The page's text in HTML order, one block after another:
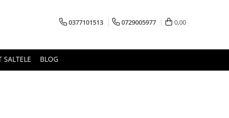
0377101513 0729005977 0,00
SALTELE BLOG